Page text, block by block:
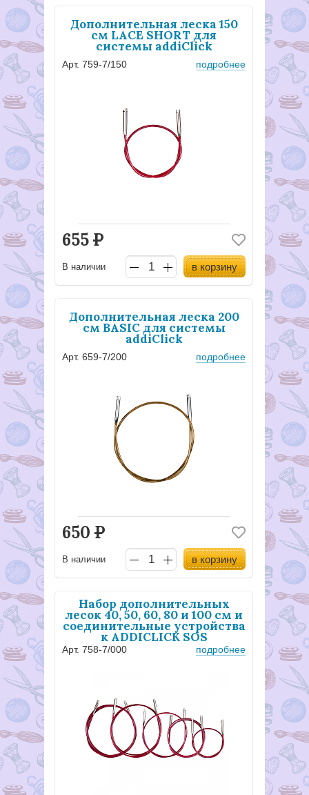
Дополнительная леска 150
см LACE SHORT для
системы addiClick
Арт. 759-7/150 подробнее
655Р
В наличии в корзину
Дополнительная леска 200
см BASIC для системы
addiClick
Арт. 659-7/200 подробнее
650 Р
В наличии в корзину
Набор дополнительных
лесок 40, 50, 60, 80 и 100 см и
соединительные устройства
к ADDICLICK SOS
Арт. 758-7/000 подробнее